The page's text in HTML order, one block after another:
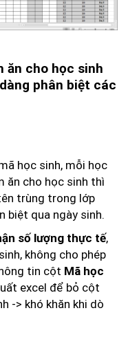
ăn cho học sinh
phân biệt các
học sinh, mỗi học
ăn cho học sinh thì
trùng trong lớp
biệt qua ngày sinh.
số lượng thực tế,
không cho phép
tin cột Mã học
excel để bỏ cột
-> khó khăn khi dò